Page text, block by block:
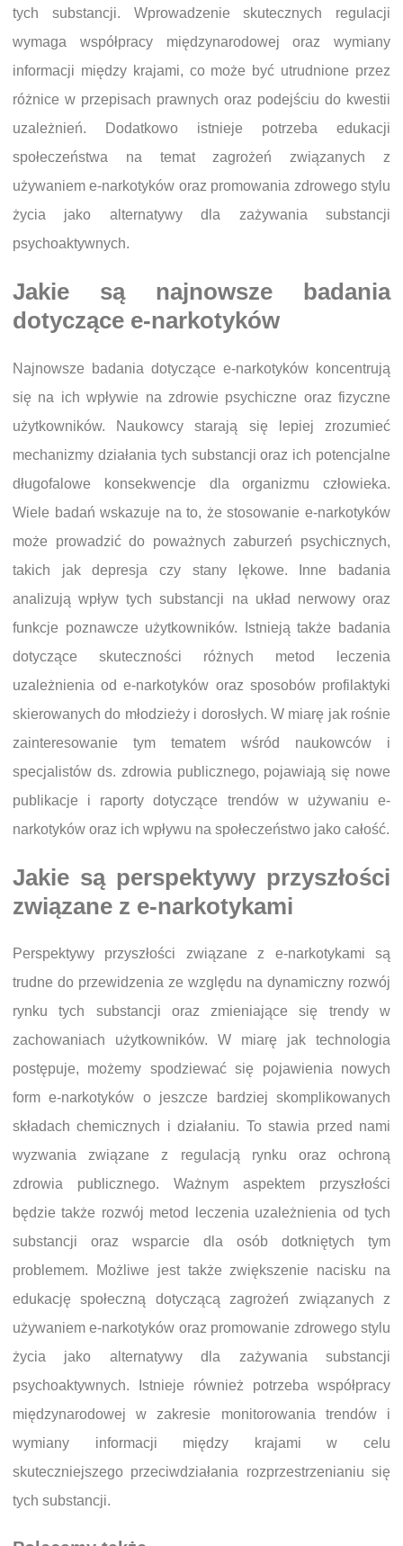
tych substancji. Wprowadzenie skutecznych regulacji
wymaga współpracy międzynarodowej oraz wymiany
informacji między krajami, co może być utrudnione przez
różnice w przepisach prawnych oraz podejściu do kwestii
uzależnień. Dodatkowo istnieje potrzeba edukacji
społeczeństwa na temat zagrożeń związanych z
używaniem e-narkotyków oraz promowania zdrowego stylu
życia jako alternatywy dla zażywania substancji
psychoaktywnych.
Jakie są najnowsze badania
dotyczące e-narkotyków
Najnowsze badania dotyczące e-narkotyków koncentrują
się na ich wpływie na zdrowie psychiczne oraz fizyczne
użytkowników. Naukowcy starają się lepiej zrozumieć
mechanizmy działania tych substancji oraz ich potencjalne
długofalowe konsekwencje dla organizmu człowieka.
Wiele badań wskazuje na to, że stosowanie e-narkotyków
może prowadzić do poważnych zaburzeń psychicznych,
takich jak depresja czy stany lękowe. Inne badania
analizują wpływ tych substancji na układ nerwowy oraz
funkcje poznawcze użytkowników. Istnieją także badania
dotyczące skuteczności różnych metod leczenia
uzależnienia od e-narkotyków oraz sposobów profilaktyki
skierowanych do młodzieży i dorosłych. W miarę jak rośnie
zainteresowanie tym tematem wśród naukowców i
specjalistów ds. zdrowia publicznego, pojawiają się nowe
publikacje i raporty dotyczące trendów w używaniu e-
narkotyków oraz ich wpływu na społeczeństwo jako całość.
Jakie są perspektywy przyszłości
związane z e-narkotykami
Perspektywy przyszłości związane z e-narkotykami są
trudne do przewidzenia ze względu na dynamiczny rozwój
rynku tych substancji oraz zmieniające się trendy w
zachowaniach użytkowników. W miarę jak technologia
postępuje, możemy spodziewać się pojawienia nowych
form e-narkotyków o jeszcze bardziej skomplikowanych
składach chemicznych i działaniu. To stawia przed nami
wyzwania związane z regulacją rynku oraz ochroną
zdrowia publicznego. Ważnym aspektem przyszłości
będzie także rozwój metod leczenia uzależnienia od tych
substancji oraz wsparcie dla osób dotkniętych tym
problemem. Możliwe jest także zwiększenie nacisku na
edukację społeczną dotyczącą zagrożeń związanych z
używaniem e-narkotyków oraz promowanie zdrowego stylu
życia jako alternatywy dla zażywania substancji
psychoaktywnych. Istnieje również potrzeba współpracy
międzynarodowej w zakresie monitorowania trendów i
wymiany informacji między krajami w celu
skuteczniejszego przeciwdziałania rozprzestrzenianiu się
tych substancji.